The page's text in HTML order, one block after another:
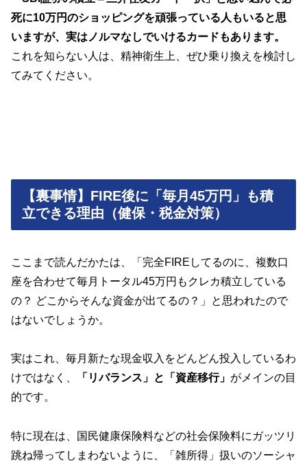
死に10万円のショッピングを頑張っている人もいると思
いますが、実はノルマなしでいけるカードもあります。
これを知らない人は、精神衛生上、ぜひ乗り換えを検討し
てみてください。
【裏事情】FIRE後に「毎月45万円」も積
立できる理由（健保・税金対策）
ここまで読んだかたは、「完全FIREしてるのに、複数口
座を合わせて毎月トータル45万円もクレカ積立している
の？ どこからそんな資金が出てるの？」と思われたので
はないでしょうか。
実はこれ、毎月新たな現金収入をどんどん投入しているわ
けではなく、
「リバランス」と「資産移行」 がメインの目
的です。
特に現在は、国民健康保険料などの社会保険料にガッツリ
跳ね帰ってしまわないように、「雑所得」扱いのソーシャ